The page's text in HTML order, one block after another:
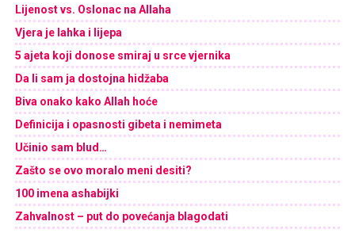
Lijenost vs. Oslonac na Allaha
Vjera je lahka i lijepa
5 ajeta koji donose smiraj u srce vjernika
Da li sam ja dostojna hidžaba
Biva onako kako Allah hoće
Definicija i opasnosti gibeta i nemimeta
Učinio sam blud…
Zašto se ovo moralo meni desiti?
100 imena ashabijki
Zahvalnost – put do povećanja blagodati